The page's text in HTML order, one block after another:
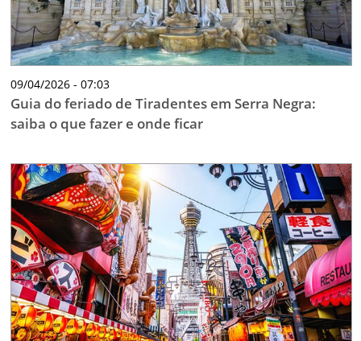
09/04/2026 - 07:03
Guia do feriado de Tiradentes em Serra Negra:
saiba o que fazer e onde ficar